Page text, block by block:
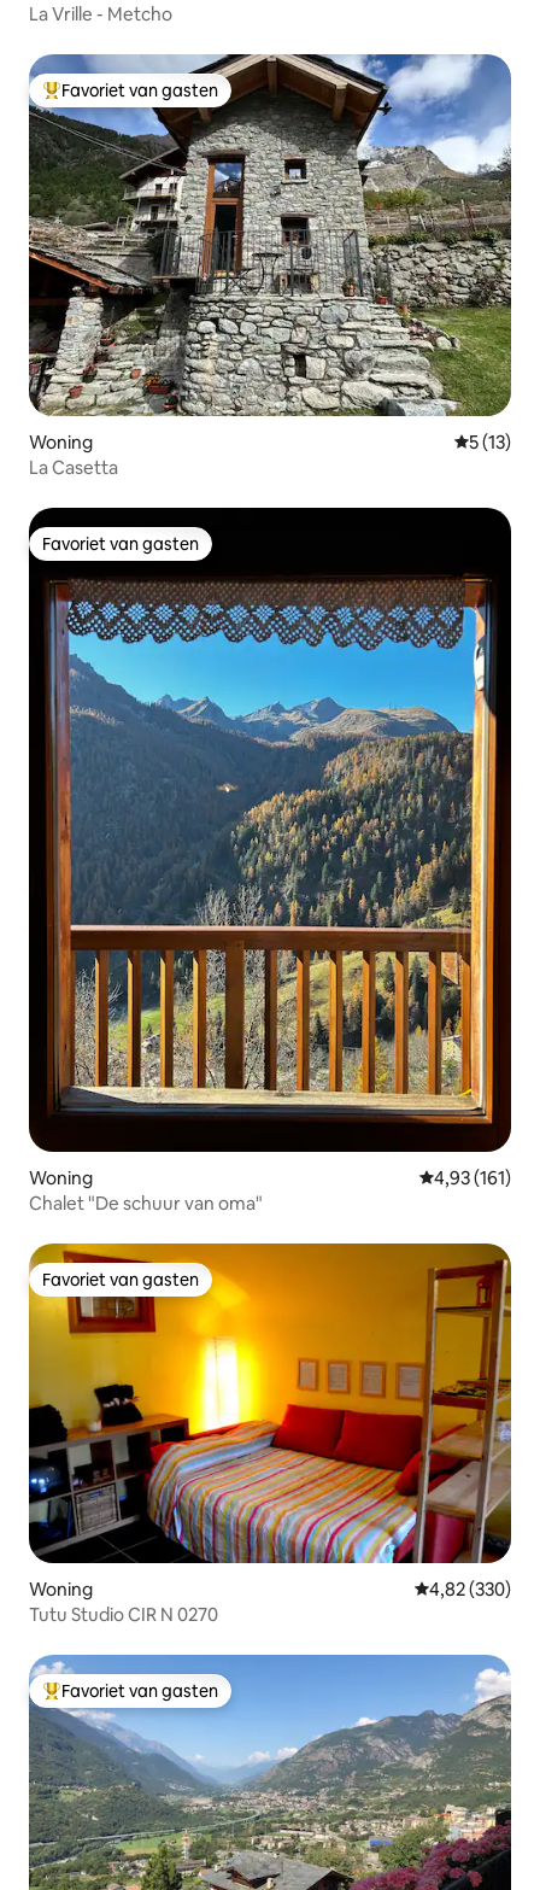
La Vrille - Metcho
Topfavoriet van gasten
Favoriet van gasten
Woning
5 (13)
La Casetta
Favoriet van gasten
Favoriet van gasten
Woning Gemiddelde
4,93 (161)
Chalet "De schuur van oma"
Favoriet van gasten
Favoriet van gasten
Woning Gemiddelde
4,82 (330)
Tutu Studio CIR N 0270
Topfavoriet van gasten
Favoriet van gasten